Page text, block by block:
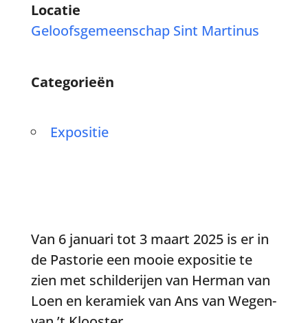
Locatie
Geloofsgemeenschap Sint Martinus
Categorieën
Expositie
Van 6 januari tot 3 maart 2025 is er in
de Pastorie een mooie expositie te
zien met schilderijen van Herman van
Loen en keramiek van Ans van Wegen-